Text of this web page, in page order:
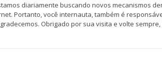
diariamente buscando novos mecanismos
Portanto, você internauta, também é
Obrigado por sua visita e volte